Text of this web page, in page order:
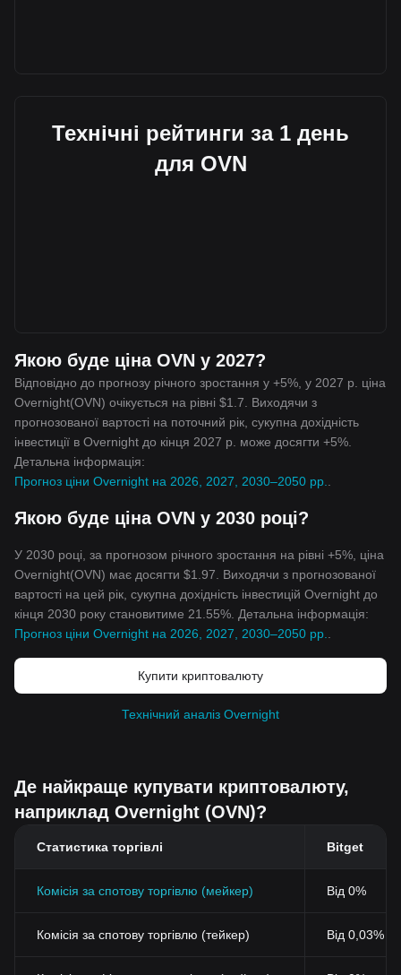
Технічні рейтинги за 1 день
для OVN
Якою буде ціна OVN у 2027?
Відповідно до прогнозу річного зростання у +5%, у 2027 р. ціна
Overnight(OVN) очікується на рівні $1.7. Виходячи з
прогнозованої вартості на поточний рік, сукупна дохідність
інвестиції в Overnight до кінця 2027 р. може досягти +5%.
Детальна інформація:
Прогноз ціни Overnight на 2026, 2027, 2030–2050 рр.
Якою буде ціна OVN у 2030 році?
У 2030 році, за прогнозом річного зростання на рівні +5%, ціна
Overnight(OVN) має досягти $1.97. Виходячи з прогнозованої
вартості на цей рік, сукупна дохідність інвестицій Overnight до
кінця 2030 року становитиме 21.55%. Детальна інформація:
Прогноз ціни Overnight на 2026, 2027, 2030–2050 рр.
Купити криптовалюту
Технічний аналіз Overnight
Де найкраще купувати криптовалюту,
наприклад Overnight (OVN)?
Статистика торгівлі Bitget
Комісія за спотову торгівлю (мейкер) Від 0%
Комісія за спотову торгівлю (тейкер) Від 0,03%